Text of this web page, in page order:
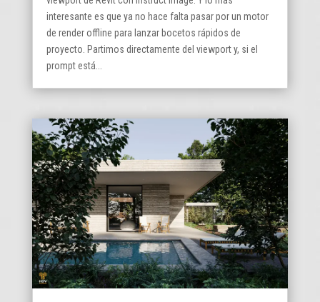
interesante es que ya no hace falta pasar por un motor
de render offline para lanzar bocetos rápidos de
proyecto. Partimos directamente del viewport y, si el
prompt está...